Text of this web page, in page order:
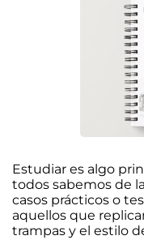
Estudiar es algo
todos sabemos de
casos prácticos o
aquellos que
trampas y el estilo